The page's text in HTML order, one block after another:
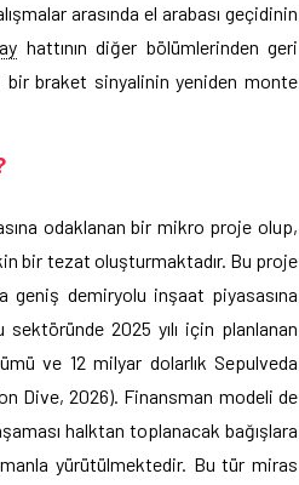
arasında el arabası geçidinin
hattının diğer bölümlerinden geri
bir braket sinyalinin yeniden monte
odaklanan bir mikro proje olup,
bir tezat oluşturmaktadır. Bu proje
geniş demiryolu inşaat piyasasına
2025 yılı için planlanan
ve 12 milyar dolarlık Sepulveda
Dive, 2026). Finansman modeli de
halktan toplanacak bağışlara
yürütülmektedir. Bu tür miras